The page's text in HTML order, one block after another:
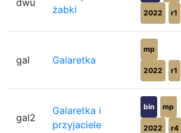
żabki
2022 r1
gal Galaretka
mp
2022 r1
gal2
Galaretka i
przyjaciele
bin mp
2022 r4